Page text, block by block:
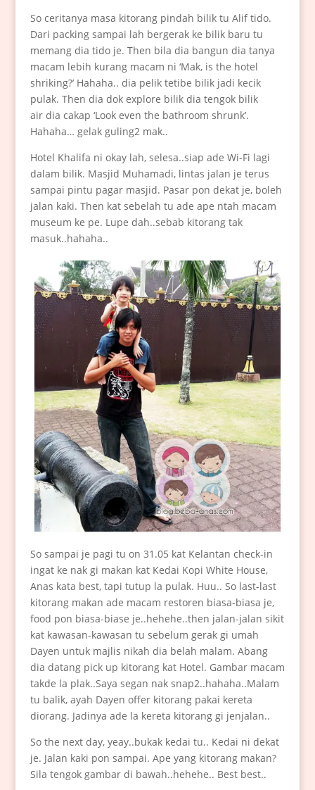
So ceritanya masa kitorang pindah bilik tu Alif tido.
Dari packing sampai lah bergerak ke bilik baru tu
memang dia tido je. Then bila dia bangun dia tanya
macam lebih kurang macam ni ‘Mak, is the hotel
shriking?’ Hahaha.. dia pelik tetibe bilik jadi kecik
pulak. Then dia dok explore bilik dia tengok bilik
air dia cakap ‘Look even the bathroom shrunk’.
Hahaha… gelak guling2 mak..
Hotel Khalifa ni okay lah, selesa..siap ade Wi-Fi lagi
dalam bilik. Masjid Muhamadi, lintas jalan je terus
sampai pintu pagar masjid. Pasar pon dekat je, boleh
jalan kaki. Then kat sebelah tu ade ape ntah macam
museum ke pe. Lupe dah..sebab kitorang tak
masuk..hahaha..
So sampai je pagi tu on 31.05 kat Kelantan check-in
ingat ke nak gi makan kat Kedai Kopi White House,
Anas kata best, tapi tutup la pulak. Huu.. So last-last
kitorang makan ade macam restoren biasa-biasa je,
food pon biasa-biase je..hehehe..then jalan-jalan sikit
kat kawasan-kawasan tu sebelum gerak gi umah
Dayen untuk majlis nikah dia belah malam. Abang
dia datang pick up kitorang kat Hotel. Gambar macam
takde la plak..Saya segan nak snap2..hahaha..Malam
tu balik, ayah Dayen offer kitorang pakai kereta
diorang. Jadinya ade la kereta kitorang gi jenjalan..
So the next day, yeay..bukak kedai tu.. Kedai ni dekat
je. Jalan kaki pon sampai. Ape yang kitorang makan?
Sila tengok gambar di bawah..hehehe.. Best best..